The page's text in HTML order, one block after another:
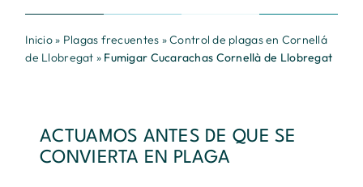
Inicio» Plagas frecuentes »Control de plagas en Cornellá
de Llobregat » Fumigar Cucarachas Cornellà de Llobregat
ACTUAMOS ANTES DE QUE SE
CONVIERTA EN PLAGA